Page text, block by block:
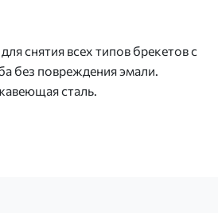
снятия всех типов брекетов с
без повреждения эмали.
сталь.